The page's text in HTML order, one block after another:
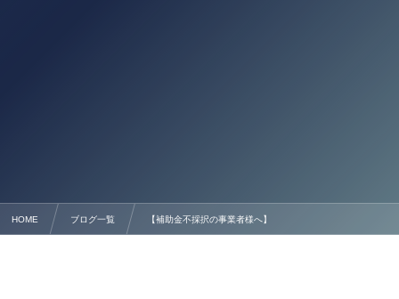
HOME ブログ一覧 【補助金不採択の事業者様へ】